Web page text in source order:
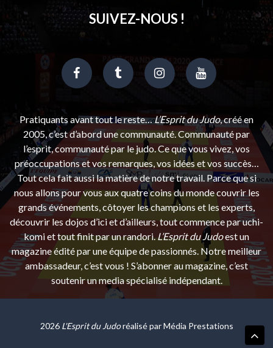
SUIVEZ-NOUS !
Pratiquants avant tout le reste…L’Esprit du Judo, créé en
2005, c’est d’abord une communauté. Communauté par
l’esprit, communauté par le judo. Ce que vous vivez, vos
préoccupations et vos remarques, vos idées et vos succès…
Tout cela fait aussi la matière de notre travail. Parce que si
nous allons pour vous aux quatre coins du monde couvrir les
grands événements, côtoyer les champions et les experts,
découvrir les dojos d’ici et d’ailleurs, tout commence par uchi-
komi et tout finit par un randori.L’Esprit du Judoest un
magazine édité par une équipe de passionnés. Notre meilleur
ambassadeur, c’est vous ! S’abonner au magazine, c’est
soutenir un media spécialisé indépendant.
2026 L'Esprit du Judoréalisé parMédia Prestations